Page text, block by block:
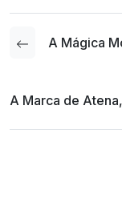
A Mágica
A Marca de